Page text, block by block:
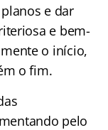
e dar
e bem-
o início,
o fim.
pelo